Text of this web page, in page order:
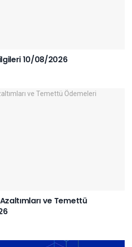
10/08/2026
ve Temettü